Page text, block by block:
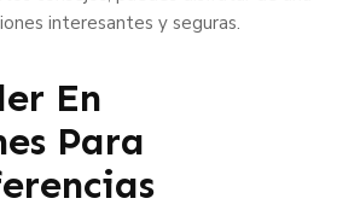
interesantes y seguras.
En
Para